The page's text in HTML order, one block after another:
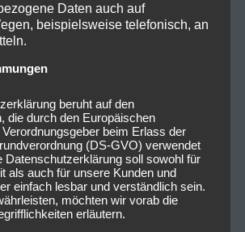
Daten auch auf
beispielsweise telefonisch, an
beruht auf den
die durch den Europäischen
beim Erlass der
(DS-GVO) verwendet
Datenschutzerklärung soll sowohl für
als auch für unsere Kunden und
einfach lesbar und verständlich sein.
möchten wir vorab die
erläutern.